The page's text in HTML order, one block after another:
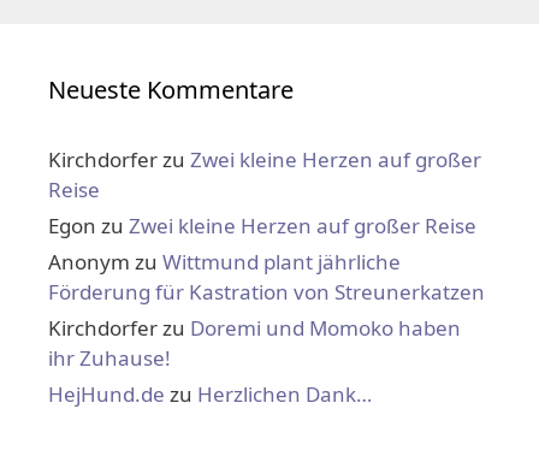
Neueste Kommentare
Kirchdorferzu Zwei kleine Herzen auf großer
Reise
Egon zu Zwei kleine Herzen auf großer Reise
Anonym zu Wittmund plant jährliche
Förderung für Kastration von Streunerkatzen
Kirchdorferzu Doremi und Momoko haben
ihr Zuhause!
HejHund.de zu Herzlichen Dank…